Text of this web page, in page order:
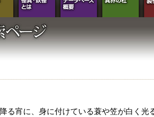
る宵に、身に付けている蓑や笠が白く光